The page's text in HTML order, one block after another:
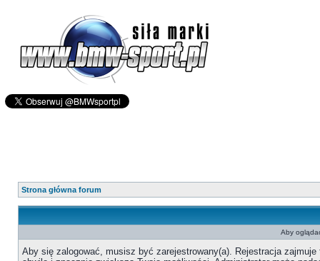
Strona główna forum
Aby
Aby się zalogować, musisz być zarejestrowany(a). Rejestracja zajmuje